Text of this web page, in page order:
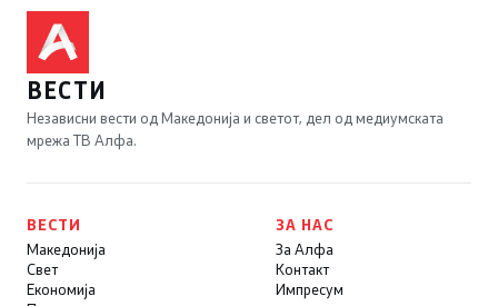
ВЕСТИ
Независни вести од Македонија и светот, дел од медиумската
мрежа ТВ Алфа.
ВЕСТИ
Македонија
Свет
Економија
ЗА НАС
За Алфа
Контакт
Импресум